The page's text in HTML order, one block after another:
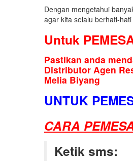
Dengan mengetahui
agar kita selalu berhati-
Untuk
Pastikan anda
Distributor Agen
Melia Biyang
UNTUK
CARA
Ketik sms: